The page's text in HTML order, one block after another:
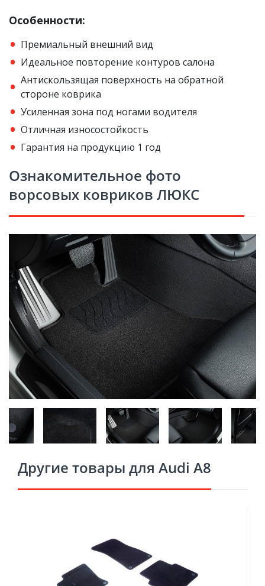
Особенности:
Премиальный внешний вид
Идеальное повторение контуров салона
Антискользящая поверхность на обратной
стороне коврика
Усиленная зона под ногами водителя
Отличная износостойкость
Гарантия на продукцию 1 год
Ознакомительное фото
ворсовых ковриков ЛЮКС
Другие товары для Audi A8